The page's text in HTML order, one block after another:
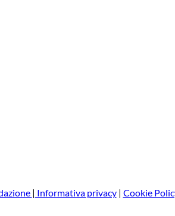
| Informativa privacy| Cookie